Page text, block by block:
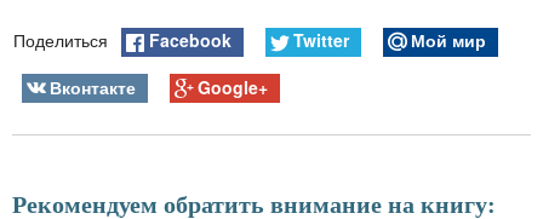
Поделиться Facebook Twitter
Мой мир
Вконтакте
Google+
Рекомендуем обратить внимание на книгу: